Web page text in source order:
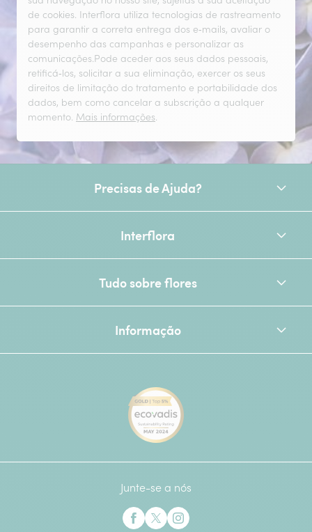
de cookies. Interflora utiliza tecnologias de rastreamento
para garantir a correta entrega dos e‑mails, avaliar o
desempenho das campanhas e personalizar as
comunicações.Pode aceder aos seus dados pessoais,
retificá‑los, solicitar a sua eliminação, exercer os seus
direitos de limitação do tratamento e portabilidade dos
dados, bem como cancelar a subscrição a qualquer
momento. Mais informações.
Precisas de Ajuda?
Interflora
Tudo sobre flores
Informação
Junte-se a nós